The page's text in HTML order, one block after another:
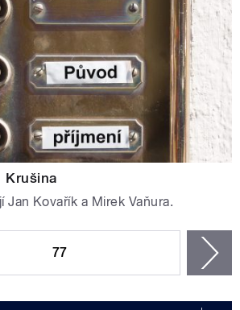
Krušina
Jan Kovařík a Mirek Vaňura.
77